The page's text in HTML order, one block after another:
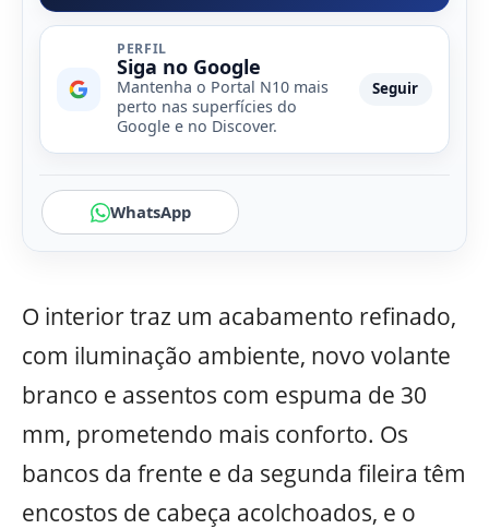
PERFIL
Siga no Google
Mantenha o Portal N10 mais
perto nas superfícies do
Google e no Discover.
Seguir
WhatsApp
O interior traz um acabamento refinado,
com iluminação ambiente, novo volante
branco e assentos com espuma de 30
mm, prometendo mais conforto. Os
bancos da frente e da segunda fileira têm
encostos de cabeça acolchoados, e o